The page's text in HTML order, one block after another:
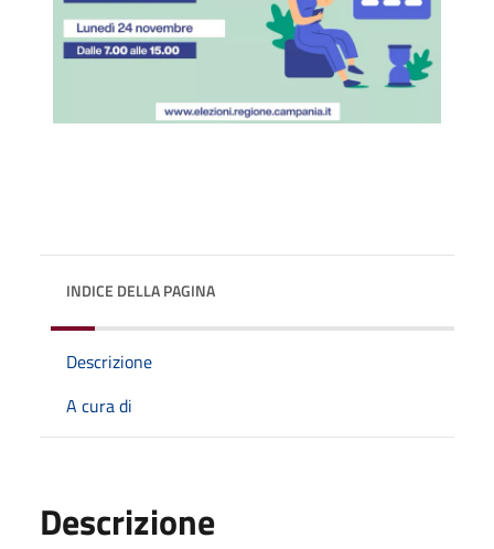
INDICE DELLA PAGINA
Descrizione
A cura di
Descrizione